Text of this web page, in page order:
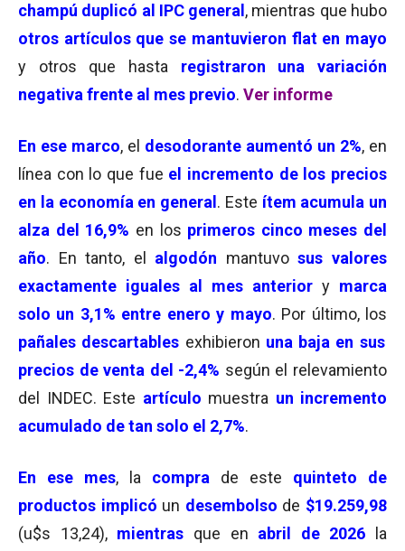
champú duplicó al IPC general , mientras que hubo
otros artículos que se mantuvieron flat en mayo
y otros que hasta registraron una variación
negativa frente al mes previo. Ver informe
En ese marco, el desodorante aumentó un 2%, en
línea con lo que fue el incremento de los precios
en la economía en general . Este ítem acumula un
alza del 16,9% en los primeros cinco meses del
año. En tanto, el algodón mantuvosus valores
exactamente iguales al mes anterior y marca
solo un 3,1% entre enero y mayo. Por último, los
pañales descartables exhibieron una baja en sus
precios de venta del -2,4% según el relevamiento
del INDEC. Este artículo muestra un incremento
acumulado de tan solo el 2,7%.
En ese mes, la compra de este quinteto de
productos implicó un desembolso de $19.259,98
(u$s 13,24), mientras que en abril de 2026 la